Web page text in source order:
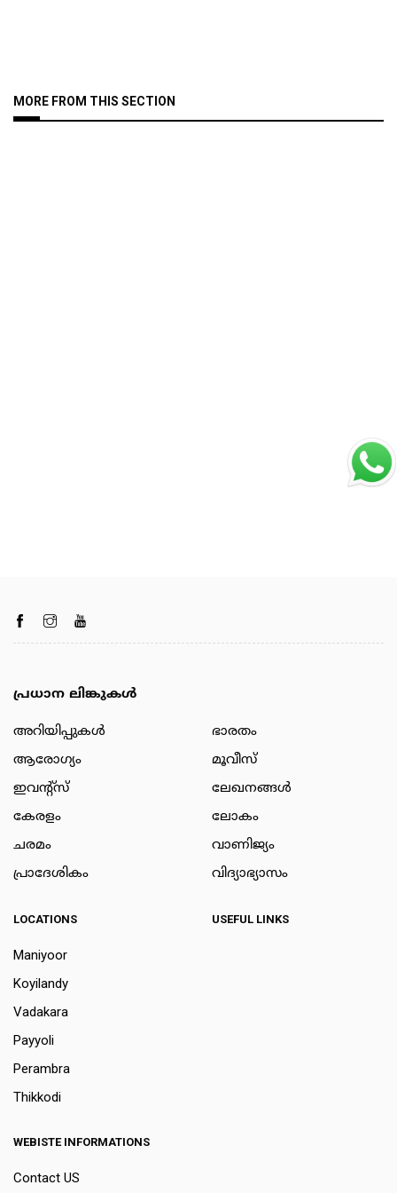
MORE FROM THIS SECTION
പ്രധാന ലിങ്കുകൾ
അറിയിപ്പുകള്‍
ആരോഗ്യം
ഇവന്റ്സ്
കേരളം
ചരമം
പ്രാദേശികം
ഭാരതം
മൂവീസ്
ലേഖനങ്ങള്‍
ലോകം
വാണിജ്യം
വിദ്യാഭ്യാസം
LOCATIONS
Maniyoor
Koyilandy
Vadakara
Payyoli
Perambra
Thikkodi
USEFUL LINKS
WEBISTE INFORMATIONS
Contact US